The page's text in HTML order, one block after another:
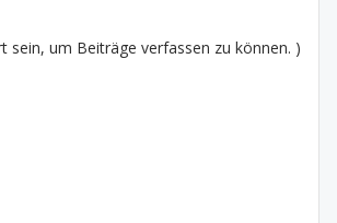
um Beiträge verfassen zu können. )